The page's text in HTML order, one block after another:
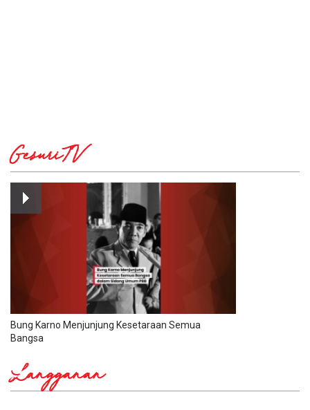
GesuriTV
Bung Karno Menjunjung Kesetaraan Semua
Bangsa
Langganan